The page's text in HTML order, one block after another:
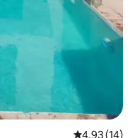
4,93 de uma
4,93 (14)